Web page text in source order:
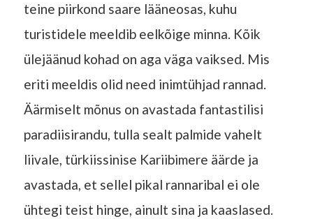
teine piirkond saare lääneosas, kuhu
turistidele meeldib eelkõige minna. Kõik
ülejäänud kohad on aga väga vaiksed. Mis
eriti meeldis olid need inimtühjad rannad.
Äärmiselt mõnus on avastada fantastilisi
paradiisirandu, tulla sealt palmide vahelt
liivale, türkiissinise Kariibimere äärde ja
avastada, et sellel pikal rannaribal ei ole
ühtegi teist hinge, ainult sina ja kaaslased.